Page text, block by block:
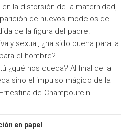
la distorsión de la maternidad,
de nuevos modelos de
de la figura del padre.
y sexual, ¿ha sido buena para la
el hombre?
¿qué nos queda? Al final de la
sino el impulso mágico de la
de Champourcin.
en papel